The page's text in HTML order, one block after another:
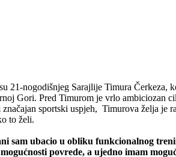
nogodišnjeg Sarajlije Timura Čerkeza,
Gori. Pred Timurom je vrlo ambiciozan
sportski uspjeh, Timurova želja je
to želi.
sam ubacio u obliku funkcionalnog
povrede, a ujedno imam